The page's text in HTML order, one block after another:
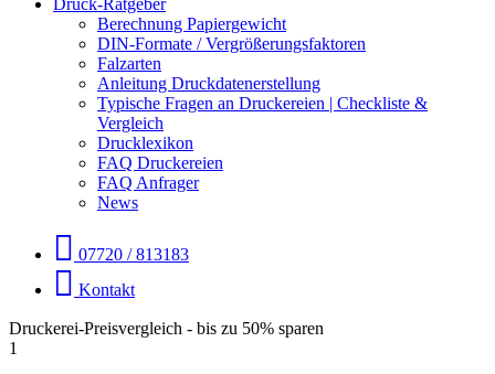
Druck-Ratgeber
Berechnung Papiergewicht
DIN-Formate / Vergrößerungsfaktoren
Falzarten
Anleitung Druckdatenerstellung
Typische Fragen an Druckereien | Checkliste &
Vergleich
Drucklexikon
FAQ Druckereien
FAQ Anfrager
News
07720 / 813183
Kontakt
Druckerei-Preisvergleich - bis zu 50% sparen
1